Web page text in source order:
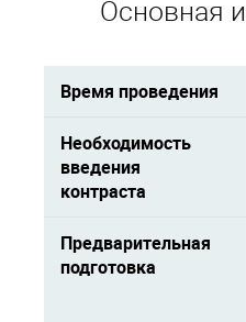
Основная
Время проведения
Необходимость
введения
контраста
Предварительная
подготовка